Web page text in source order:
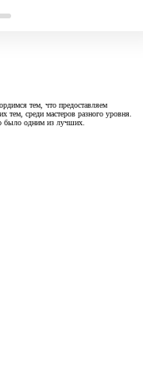
тем, что предоставляем
тем, среди мастеров разного уровня.
было одним из лучших.